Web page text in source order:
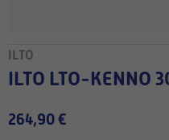
ILTO
ILTO LTO-
264,90 €